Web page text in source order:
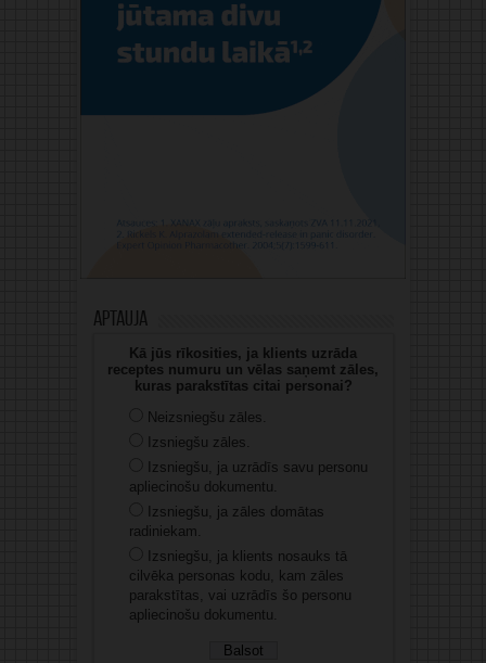
Aptauja
Kā jūs rīkosities, ja klients uzrāda
receptes numuru un vēlas saņemt zāles,
kuras parakstītas citai personai?
Neizsniegšu zāles.
Izsniegšu zāles.
Izsniegšu, ja uzrādīs savu personu
apliecinošu dokumentu.
Izsniegšu, ja zāles domātas
radiniekam.
Izsniegšu, ja klients nosauks tā
cilvēka personas kodu, kam zāles
parakstītas, vai uzrādīs šo personu
apliecinošu dokumentu.